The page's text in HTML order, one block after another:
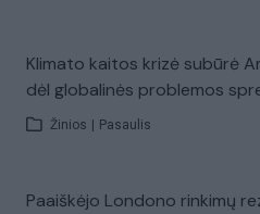
Klimato kaitos krizė subūrė
dėl globalinės problemos
Žinios Pasaulis
Paaiškėjo Londono rinkimų